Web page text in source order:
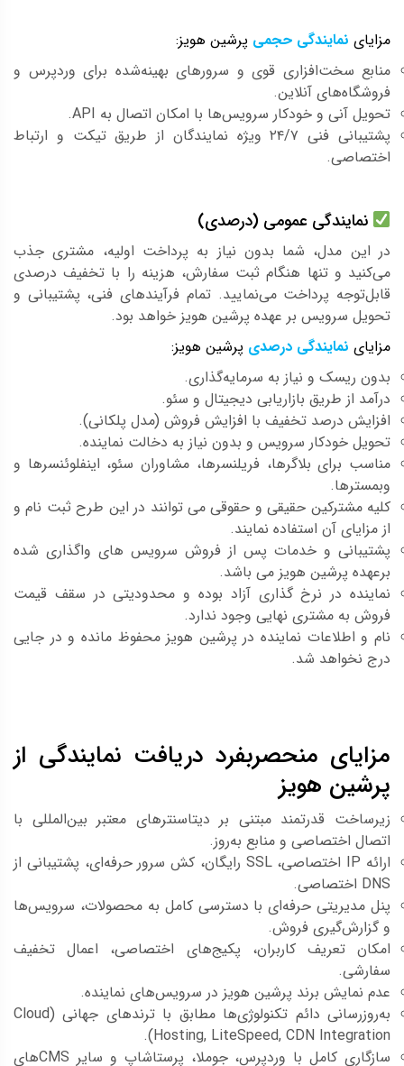
مزایای نمایندگی حجمی پرشین هویز:
منابع سخت‌افزاری قوی و سرورهای بهینه‌شده برای وردپرس و
فروشگاه‌های آنلاین.
تحویل آنی و خودکار سرویس‌ها با امکان اتصال به API.
پشتیبانی فنی ۲۴/۷ ویژه نمایندگان از طریق تیکت و ارتباط
اختصاصی.
نمایندگی عمومی (درصدی)
در این مدل، شما بدون نیاز به پرداخت اولیه، مشتری جذب
می‌کنید و تنها هنگام ثبت سفارش، هزینه را با تخفیف درصدی
قابل‌توجه پرداخت می‌نمایید. تمام فرآیندهای فنی، پشتیبانی و
تحویل سرویس بر عهده پرشین هویز خواهد بود.
مزایای نمایندگی درصدی پرشین هویز:
بدون ریسک و نیاز به سرمایه‌گذاری.
درآمد از طریق بازاریابی دیجیتال و سئو.
افزایش درصد تخفیف با افزایش فروش (مدل پلکانی).
تحویل خودکار سرویس و بدون نیاز به دخالت نماینده.
مناسب برای بلاگرها، فریلنسرها، مشاوران سئو، اینفلوئنسرها و
وبمسترها.
کلیه مشترکین حقیقی و حقوقی می توانند در این طرح ثبت نام و
از مزایای آن استفاده نمایند.
پشتیبانی و خدمات پس از فروش سرویس های واگذاری شده
برعهده پرشین هویز می باشد.
نماینده در نرخ گذاری آزاد بوده و محدودیتی در سقف قیمت
فروش به مشتری نهایی وجود ندارد.
نام و اطلاعات نماینده در پرشین هویز محفوظ مانده و در جایی
درج نخواهد شد.
مزایای منحصربفرد دریافت نمایندگی از
پرشین هویز
زیرساخت قدرتمند مبتنی بر دیتاسنترهای معتبر بین‌المللی با
اتصال اختصاصی و منابع به‌روز.
ارائه IP اختصاصی، SSL رایگان، کش سرور حرفه‌ای، پشتیبانی از
DNS اختصاصی.
پنل مدیریتی حرفه‌ای با دسترسی کامل به محصولات، سرویس‌ها
و گزارش‌گیری فروش.
امکان تعریف کاربران، پکیج‌های اختصاصی، اعمال تخفیف
سفارشی.
عدم نمایش برند پرشین هویز در سرویس‌های نماینده.
به‌روزرسانی دائم تکنولوژی‌ها مطابق با ترندهای جهانی (Cloud
Hosting, LiteSpeed, CDN Integration).
سازگاری کامل با وردپرس، جوملا، پرستاشاپ و سایر CMSهای